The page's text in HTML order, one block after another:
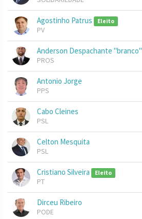
Agostinho Patrus Eleito
PV
Anderson Despachante "branco"
PROS
Antonio Jorge
PPS
Cabo Cleines
PSL
Celton Mesquita
PSL
Cristiano Silveira Eleito
PT
Dirceu Ribeiro
PODE